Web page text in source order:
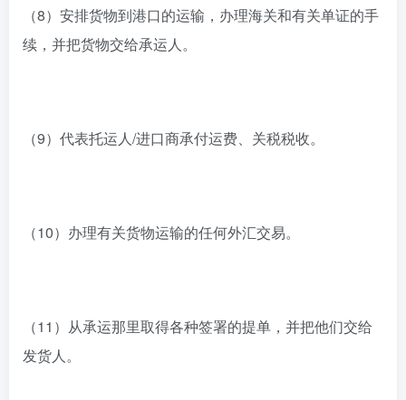
（8）安排货物到港口的运输，办理海关和有关单证的手
续，并把货物交给承运人。
（9）代表托运人/进口商承付运费、关税税收。
（10）办理有关货物运输的任何外汇交易。
（11）从承运那里取得各种签署的提单，并把他们交给
发货人。